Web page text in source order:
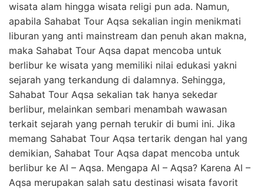
wisata alam hingga wisata religi pun ada. Namun,
apabila Sahabat Tour Aqsa sekalian ingin menikmati
liburan yang anti mainstream dan penuh akan makna,
maka Sahabat Tour Aqsa dapat mencoba untuk
berlibur ke wisata yang memiliki nilai edukasi yakni
sejarah yang terkandung di dalamnya. Sehingga,
Sahabat Tour Aqsa sekalian tak hanya sekedar
berlibur, melainkan sembari menambah wawasan
terkait sejarah yang pernah terukir di bumi ini. Jika
memang Sahabat Tour Aqsa tertarik dengan hal yang
demikian, Sahabat Tour Aqsa dapat mencoba untuk
berlibur ke Al – Aqsa. Mengapa Al – Aqsa? Karena Al –
Aqsa merupakan salah satu destinasi wisata favorit